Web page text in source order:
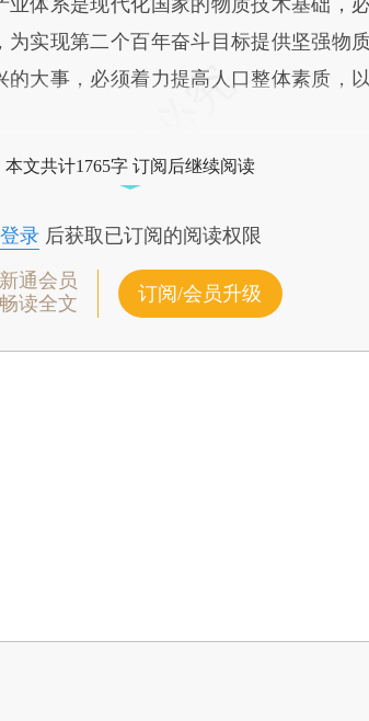
为实现第二个百年奋斗目标提供坚强物
的大事，必须着力提高人口整体素质，
本文共计1765字 订阅后继续阅读
登录后获取已订阅的阅读权限
通会员
读全文
订阅/会员升级